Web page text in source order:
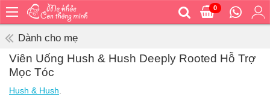
0
Bé
ăn
vệ
Dành cho mẹ
Viên Uống Hush & Hush Deeply Rooted Hỗ Trợ
Mọc Tóc
Hush & Hush